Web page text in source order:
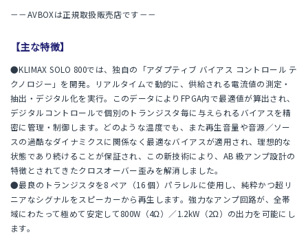
－－AVBOXは正規取扱販売店です－－
【主な特徴】
●KLIMAX SOLO 800では、独自の「アダプティブ バイアス コントロール テ
クノロジー」を開発。リアルタイムで動的に、供給される電流値の測定・
抽出・デジタル化を実行。このデータによりFPGA内で最適値が算出され、
デジタルコントロールで個別のトランジスタ毎に与えられるバイアスを精
密に管理・制御します。どのような温度でも、また再生音量や音源／ソー
スの過酷なダイナミクスに関係なく最適なバイアスが適用され、理想的な
状態であり続けることが保証され、この新技術により、AB 級アンプ設計の
特徴とされてきたクロスオーバー歪みを解消しました。
●最良のトランジスタを8 ペア（16 個）パラレルに使用し、純粋かつ超リ
ニアなシグナルをスピーカーから再生します。強力なアンプ回路が、全帯
域にわたって極めて安定して800W（4Ω）／1.2kW（2Ω）の出力を可能にし
ます。